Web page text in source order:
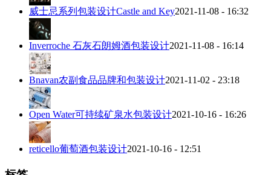
威士忌系列包装设计Castle and Key2021-11-08 - 16:32
Inverroche 石灰石朗姆酒包装设计2021-11-08 - 16:14
Bnavan农副食品品牌和包装设计2021-11-02 - 23:18
Open Water可持续矿泉水包装设计2021-10-16 - 16:26
reticello葡萄酒包装设计2021-10-16 - 12:51